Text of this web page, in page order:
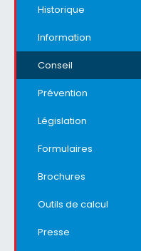
Historique
Information
Conseil
Prévention
Législation
Formulaires
Brochures
Outils de calcul
Presse